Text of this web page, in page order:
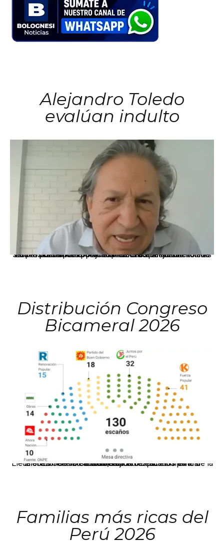
Alejandro Toledo
evalúan indulto
La presidenta Keiko Fujimori informó que la solicitud de indulto presentada por el expresidente Alejandro Toledo será evaluada por la Comisión de Gracias Presidenciales conforme al procedimiento establecido.
Distribución Congreso
Bicameral 2026
El JNE oficializó la distribución de escaños para la elección de 60 senadores y 130 diputados en las Elecciones Generales 2026, tras el restablecimiento de la Bicameralidad.
Familias más ricas del
Perú 2026